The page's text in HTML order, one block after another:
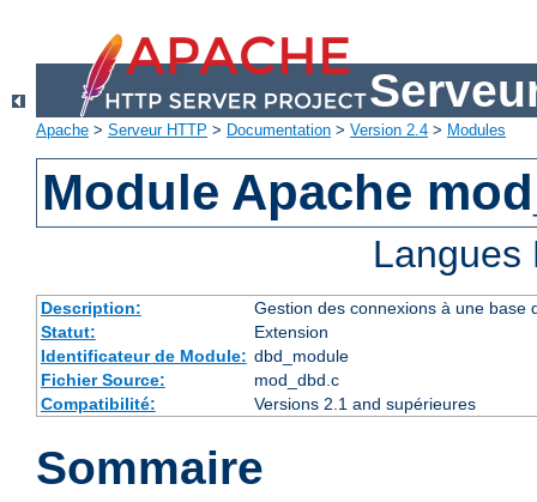
Apache > Serveur HTTP > Documentation > Version 2.4 > Modules
Module Apache
Description:
Gestion des connexions à une base
Statut:
Extension
Identificateur de Module: dbd_module
Fichier Source:
mod_dbd.c
Compatibilité:
Versions 2.1 and supérieures
Sommaire